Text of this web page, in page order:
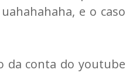
e o caso
da conta do youtube